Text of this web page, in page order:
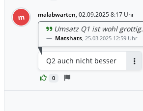
m malabwarten, 02.09.2025 8:17 Uhr
0
Umsatz Q1 ist wohl grottig.
Matshats, 25.03.2025 12:59 Uhr
Q2 auch nicht besser